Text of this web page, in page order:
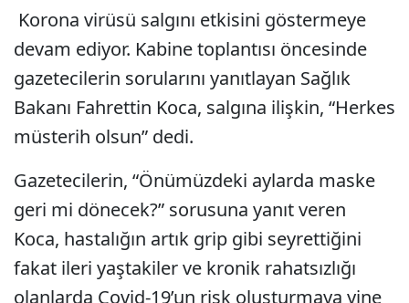
Korona virüsü salgını etkisini göstermeye
devam ediyor. Kabine toplantısı öncesinde
gazetecilerin sorularını yanıtlayan Sağlık
Bakanı Fahrettin Koca, salgına ilişkin, “Herkes
müsterih olsun” dedi.
Gazetecilerin, “Önümüzdeki aylarda maske
geri mi dönecek?” sorusuna yanıt veren
Koca, hastalığın artık grip gibi seyrettiğini
fakat ileri yaştakiler ve kronik rahatsızlığı
olanlarda Covid-19’un risk oluşturmaya yine